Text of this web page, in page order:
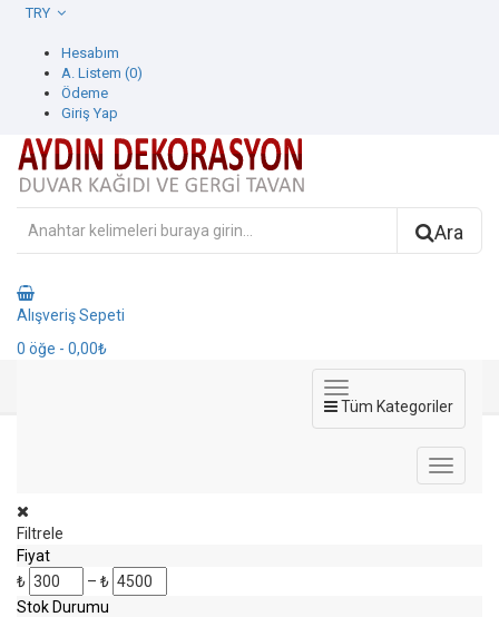
Hesabım
A. Listem (0)
Ödeme
Giriş Yap
Ara
Alışveriş Sepeti
0 öğe - 0,00₺
Tüm Kategoriler
Filtrele
Fiyat
₺
– ₺
Stok Durumu